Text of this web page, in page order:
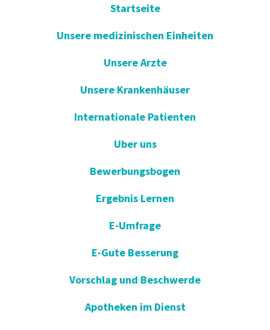
Startseite
Unsere medizinischen Einheiten
Unsere Arzte
Unsere Krankenhäuser
Internationale Patienten
Uber uns
Bewerbungsbogen
Ergebnis Lernen
E-Umfrage
E-Gute Besserung
Vorschlag und Beschwerde
Apotheken im Dienst